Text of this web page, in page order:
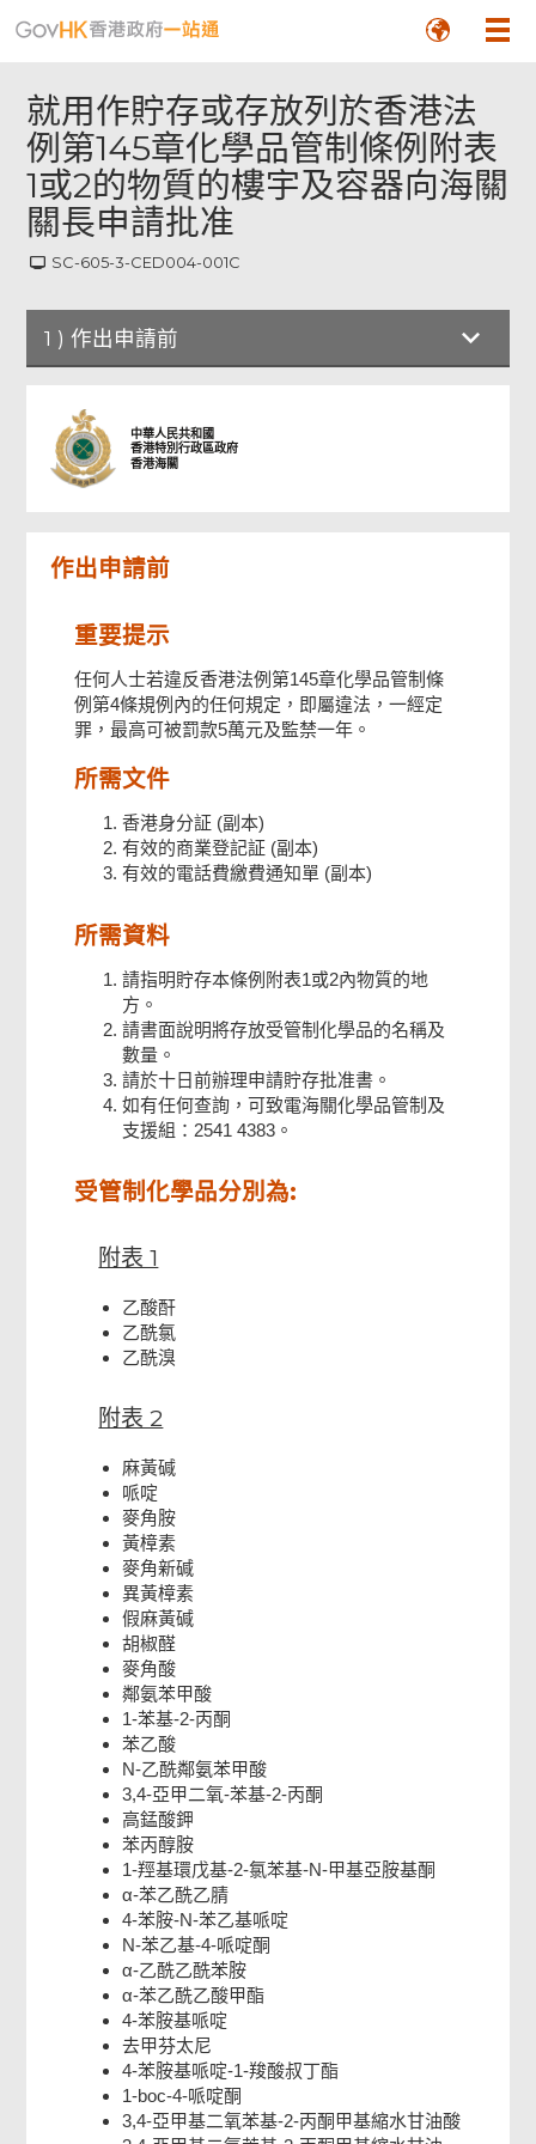
就用作貯存或存放列於香港法
例第145章化學品管制條例附表
1或2的物質的樓宇及容器向海關
關長申請批准
SC-605-3-CED004-001C
1 )作出申請前
申請詳情
機構資料
負責人及機構簽署
確認通知書
中華人民共和國
香港特別行政區政府
香港海關
作出申請前
重要提示
任何人士若違反香港法例第145章化學品管制條
例第4條規例內的任何規定，即屬違法，一經定
罪，最高可被罰款5萬元及監禁一年。
所需文件
香港身分証 (副本)
有效的商業登記証 (副本)
有效的電話費繳費通知單 (副本)
所需資料
請指明貯存本條例附表1或2內物質的地
方。
請書面說明將存放受管制化學品的名稱及
數量。
請於十日前辦理申請貯存批准書。
如有任何查詢，可致電海關化學品管制及
支援組：2541 4383。
受管制化學品分別為:
附表 1
乙酸酐
乙酰氯
乙酰溴
附表 2
麻黃碱
哌啶
麥角胺
黃樟素
麥角新碱
異黃樟素
假麻黃碱
胡椒醛
麥角酸
鄰氨苯甲酸
1-苯基-2-丙酮
苯乙酸
N-乙酰鄰氨苯甲酸
3,4-亞甲二氧-苯基-2-丙酮
高錳酸鉀
苯丙醇胺
1-羥基環戊基-2-氯苯基-N-甲基亞胺基酮
α-苯乙酰乙腈
4-苯胺-N-苯乙基哌啶
N-苯乙基-4-哌啶酮
α-乙酰乙酰苯胺
α-苯乙酰乙酸甲酯
4-苯胺基哌啶
去甲芬太尼
4-苯胺基哌啶-1-羧酸叔丁酯
1-boc-4-哌啶酮
3,4-亞甲基二氧苯基-2-丙酮甲基縮水甘油酸